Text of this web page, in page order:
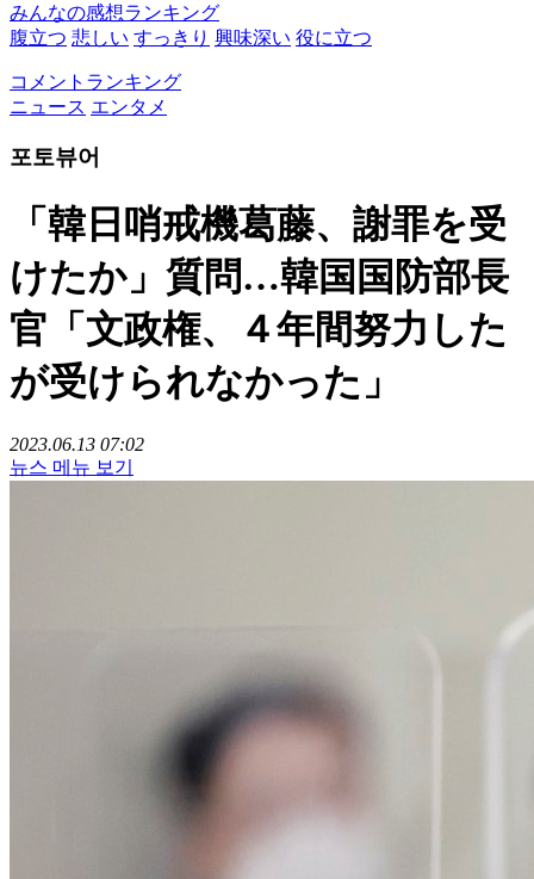
みんなの感想ランキング
腹立つ 悲しい すっきり 興味深い 役に立つ
コメントランキング
ニュース エンタメ
포토뷰어
「韓日哨戒機葛藤、謝罪を受
けたか」質問…韓国国防部長
官「文政権、４年間努力した
が受けられなかった」
2023.06.13 07:02
뉴스 메뉴 보기